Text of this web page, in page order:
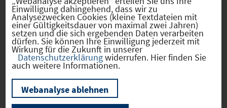
Firmenstandorte
Bevölkerung
Einwilligung dahingehend, dass wir zu
Analysezwecken Cookies (kleine Textdateien mit
einer Gültigkeitsdauer von maximal zwei Jahren)
setzen und die sich ergebenden Daten verarbeiten
dürfen. Sie können Ihre Einwilligung jederzeit mit
Wirkung für die Zukunft in unserer
Datenschutzerklärungwiderrufen. Hier finden Sie
auch weitere Informationen.
Webanalyse ablehnen